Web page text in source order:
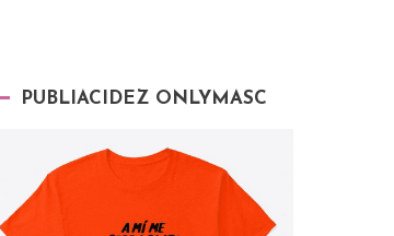
PUBLIACIDEZ ONLYMASC